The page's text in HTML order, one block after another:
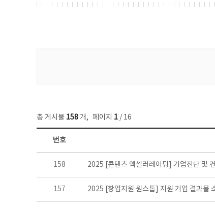
총 게시물 158 개, 페이지 1 / 16
콘텐츠이슈 목록 - 번호, 제목, 작성자, 파일, 조회수, 작성일 정보 제공
번호
158 2025 [콘텐츠 액셀러레이팅] 기업진단 및
157 2025 [창업지원 원스톱] 지원 기업 결과물